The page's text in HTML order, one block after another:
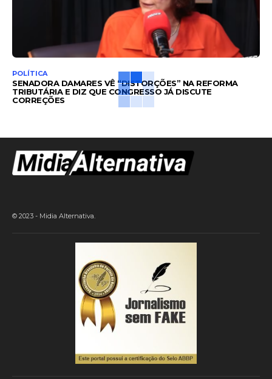
POLÍTICA
SENADORA DAMARES VÊ “DISTORÇÕES” NA REFORMA
TRIBUTÁRIA E DIZ QUE CONGRESSO JÁ DISCUTE
CORREÇÕES
© 2023 - Midia Alternativa.